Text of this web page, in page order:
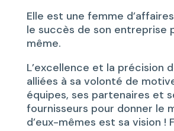
Elle est une femme
le succès de son entreprise
même.
L’excellence et la précision
alliées à sa volonté de
équipes, ses partenaires et
fournisseurs pour donner le
d’eux-mêmes est sa vision !